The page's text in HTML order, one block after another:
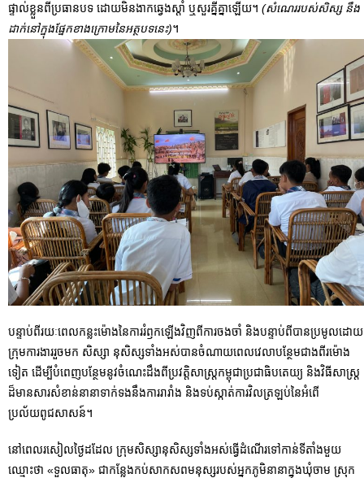
ផ្ទាល់ខ្លួនពីប្រធានបទ ដោយមិនងាកឆ្វេងស្តាំ​ ឬសួរគ្នីគ្នាឡើយ។ (សំណេររបស់សិស្ស នឹង
ដាក់នៅក្នុងផ្នែកខាងក្រោមនៃអត្ថបទនេះ)។
បន្ទាប់ពីរយៈពេលកន្លះម៉ោងនៃការរំឭកឡើងវិញពីការចងចាំ និងបន្ទាប់ពីបានប្រមូលដោយ
ក្រុមការងាររួចមក សិស្សា នុសិស្សទាំងអស់បានចំណាយពេលវេលាបន្ថែមជាងពីរម៉ោង
ទៀត ដើម្បីបំពេញបន្ថែមនូវចំណេះដឹងពីប្រវត្តិសាស្ត្រកម្ពុជាប្រជាធិបតេយ្យ និងវិធីសាស្ត្រ
ដ៏មានសារសំខាន់នានាទាក់ទងនឹងការរារាំង និងទប់ស្កាត់ការវិលត្រឡប់នៃអំពើ
ប្រល័យពូជសាសន៍។
នៅពេលរសៀលថ្ងៃដដែល ក្រុមសិស្សានុសិស្សទាំងអស់ធ្វើដំណើរទៅកាន់ទីតាំងមួយ
ឈ្មោះថា «ទួលធាតុ» ជាកន្លែងកប់សាកសពមនុស្សរបស់អ្នកភូមិនានាក្នុងឃុំចាម ស្រុក